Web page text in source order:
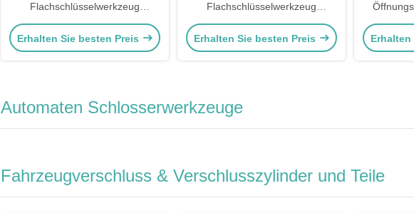
Flachschlüsselwerkzeug
Schlosser Picking-Werkzeuge
Schloss pikt Werkzeuge
Erhalten Sie besten Preis
Flachschlüsselwerkzeug
Schlosserwerkzeuge Schloss
wählt Werkzeuge
Erhalten Sie besten Preis Erhalten
Automaten Schlosserwerkzeuge
Fahrzeugverschluss & Verschlusszylinder und Teile